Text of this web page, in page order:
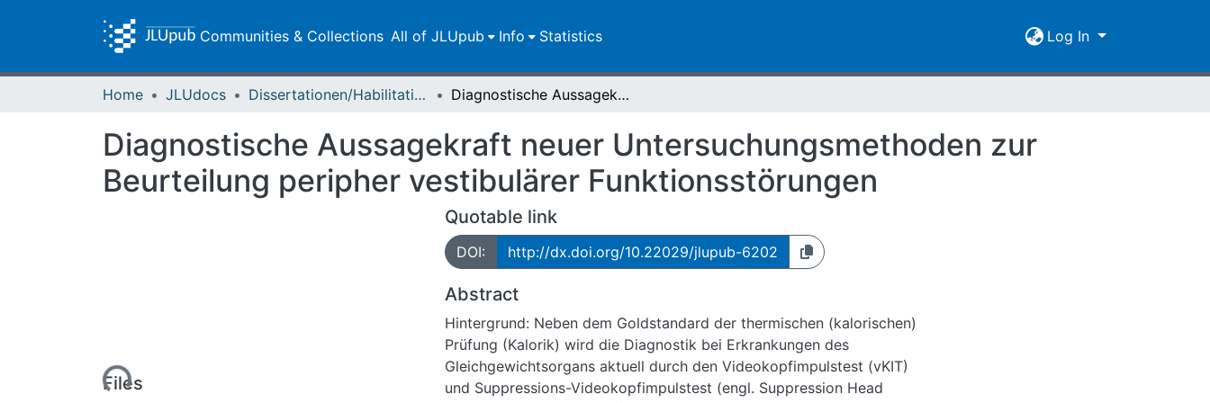
Communities & Collections All of JLUpub Info Statistics Log In
Home JLUdocs Dissertationen/Habilitationen Diagnostische Aussagekraft neuer Untersuchungsmethoden zur Beurteilung peripher vestibulärer Funktionsstörungen
Diagnostische Aussagekraft neuer Untersuchungsmethoden zur
Beurteilung peripher vestibulärer Funktionsstörungen
Loading...
Files
Quotable link
DOI: http://dx.doi.org/10.22029/jlupub-6202
Abstract
Hintergrund: Neben dem Goldstandard der thermischen (kalorischen)
Prüfung (Kalorik) wird die Diagnostik bei Erkrankungen des
Gleichgewichtsorgans aktuell durch den Videokopfimpulstest (vKIT)
und Suppressions-Videokopfimpulstest (engl. Suppression Head